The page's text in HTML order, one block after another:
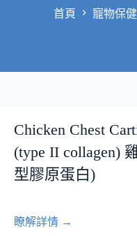
首頁
寵物保
Chicken Chest
(type II collagen)
型膠原蛋白)
瞭解詳情 →